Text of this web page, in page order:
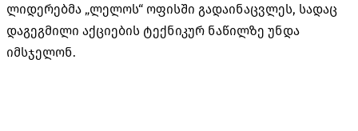
ლიდერებმა „ლელოს“ ოფისში გადაინაცვლეს, სადაც
დაგეგმილი აქციების ტექნიკურ ნაწილზე უნდა
იმსჯელონ.